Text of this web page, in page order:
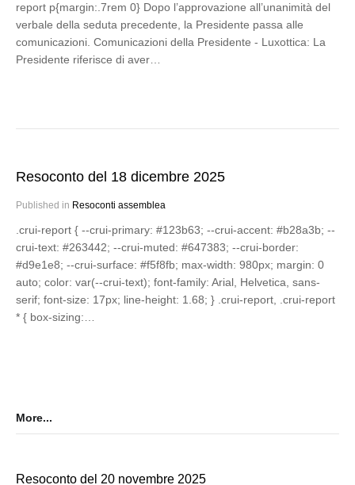
report p{margin:.7rem 0} Dopo l’approvazione all’unanimità del
verbale della seduta precedente, la Presidente passa alle
comunicazioni. Comunicazioni della Presidente - Luxottica: La
Presidente riferisce di aver…
Resoconto del 18 dicembre 2025
Published in Resoconti assemblea
.crui-report { --crui-primary: #123b63; --crui-accent: #b28a3b; --
crui-text: #263442; --crui-muted: #647383; --crui-border:
#d9e1e8; --crui-surface: #f5f8fb; max-width: 980px; margin: 0
auto; color: var(--crui-text); font-family: Arial, Helvetica, sans-
serif; font-size: 17px; line-height: 1.68; } .crui-report, .crui-report
* { box-sizing:…
More...
Resoconto del 20 novembre 2025